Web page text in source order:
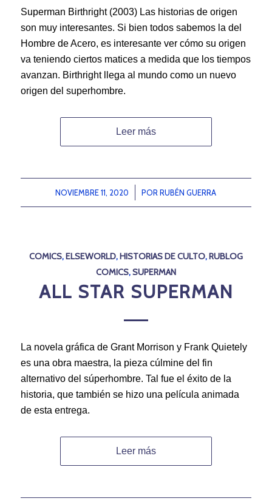
Superman Birthright (2003) Las historias de origen
son muy interesantes. Si bien todos sabemos la del
Hombre de Acero, es interesante ver cómo su origen
va teniendo ciertos matices a medida que los tiempos
avanzan. Birthright llega al mundo como un nuevo
origen del superhombre.
Leer más
NOVIEMBRE 11, 2020
/ PORRUBÉN GUERRA
COMICS, ELSEWORLD, HISTORIAS DE CULTO, RUBLOG
COMICS,SUPERMAN
ALL STAR SUPERMAN
La novela gráfica de Grant Morrison y Frank Quietely
es una obra maestra, la pieza cúlmine del fin
alternativo del súperhombre. Tal fue el éxito de la
historia, que también se hizo una película animada
de esta entrega.
Leer más